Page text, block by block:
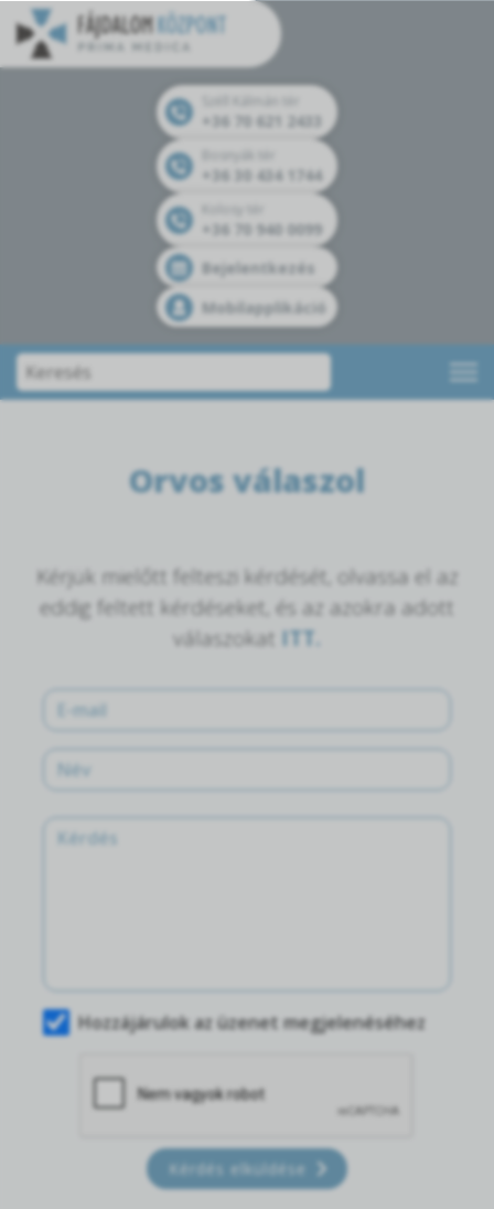
+36 70 621 2433
+36 30 434 1744
+36 70 940 0099
Bejelentkezés
Mobilapplikáció
Orvos válaszol
Kérjük mielőtt felteszi kérdését, olvassa el az
eddig feltett kérdéseket, és az azokra adott
válaszokat ITT.
Hozzájárulok az üzenet megjelenéséhez
Kérdés elküldése